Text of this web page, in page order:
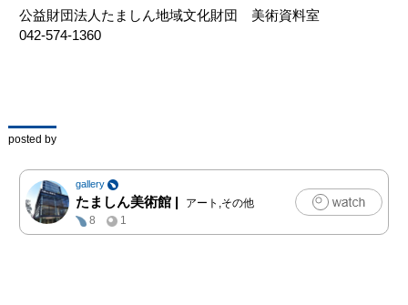
き続けたのです。当財団
歴史資料室のコレクショ
は、画家が何を求めて各
地を巡り、どのような刺
激を受けたかを物語る一
つのヒントとなるでしょ
う。
夏には「夏休み」「お
公益財団法人たましん地域文化財団　美術資料室
042-574-1360
posted by
gallery
たましん美術館 |
アート,その他
8
1